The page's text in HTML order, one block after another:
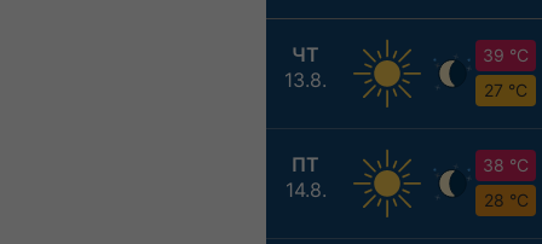
ЧТ
13.8.
39 °C
27 °C
ПТ
14.8.
38 °C
28 °C